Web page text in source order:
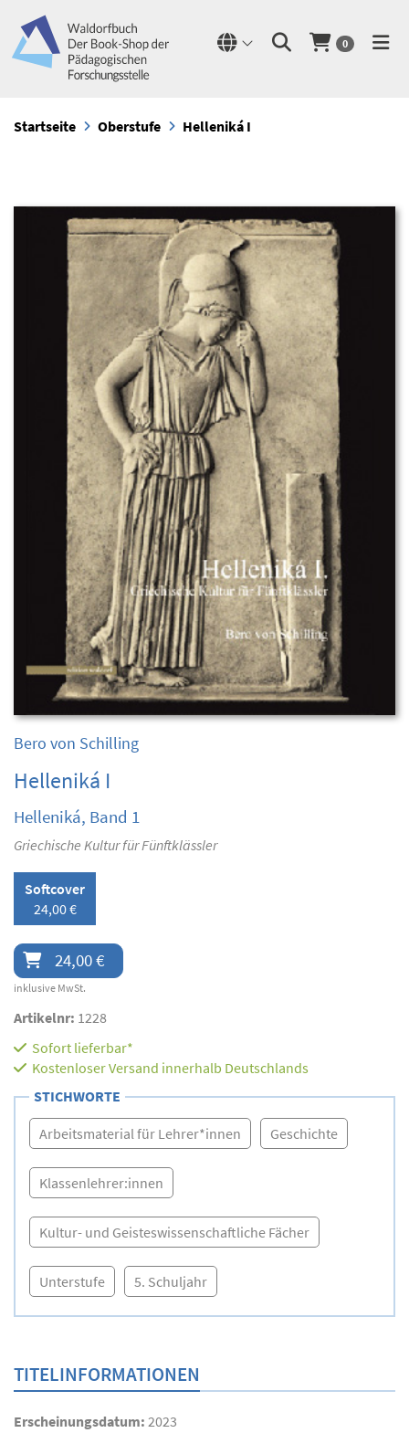
0
Startseite Oberstufe Helleniká I
Bero von Schilling
Helleniká I
Helleniká, Band 1
Griechische Kultur für Fünftklässler
Softcover
24,00 €
24,00 €
inklusive MwSt.
Artikelnr: 1228
Sofort lieferbar*
Kostenloser Versand innerhalb Deutschlands
STICHWORTE
Arbeitsmaterial für Lehrer*innen Geschichte
Klassenlehrer:innen
Kultur- und Geisteswissenschaftliche Fächer
Unterstufe 5. Schuljahr
TITELINFORMATIONEN
Erscheinungsdatum: 2023